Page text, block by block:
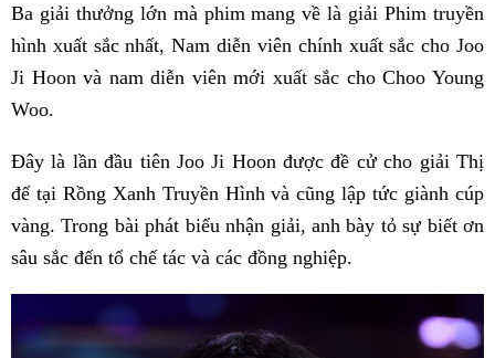
Ba giải thưởng lớn mà phim mang về là giải Phim truyền
hình xuất sắc nhất, Nam diễn viên chính xuất sắc cho Joo
Ji Hoon và nam diễn viên mới xuất sắc cho Choo Young
Woo.
Đây là lần đầu tiên Joo Ji Hoon được đề cử cho giải Thị
đế tại Rồng Xanh Truyền Hình và cũng lập tức giành cúp
vàng. Trong bài phát biểu nhận giải, anh bày tỏ sự biết ơn
sâu sắc đến tổ chế tác và các đồng nghiệp.